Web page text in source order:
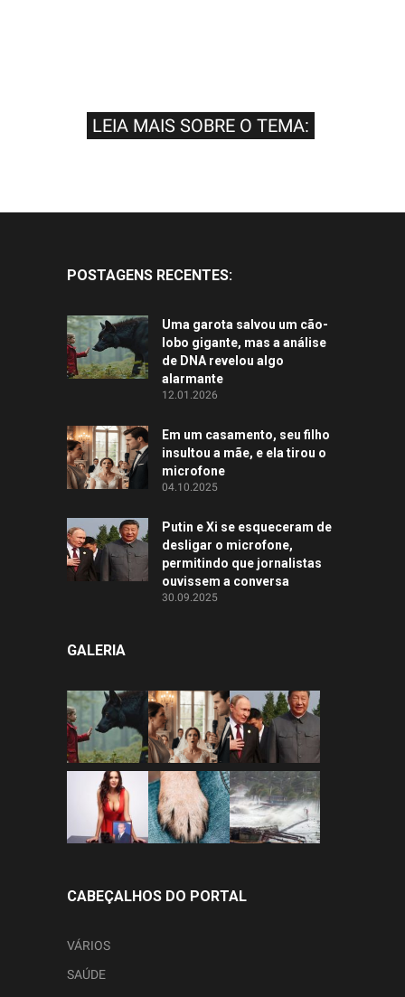
LEIA MAIS SOBRE O TEMA:
POSTAGENS RECENTES:
Uma garota salvou um cão-
lobo gigante, mas a análise
de DNA revelou algo
alarmante
12.01.2026
Em um casamento, seu filho
insultou a mãe, e ela tirou o
microfone
04.10.2025
Putin e Xi se esqueceram de
desligar o microfone,
permitindo que jornalistas
ouvissem a conversa
30.09.2025
GALERIA
CABEÇALHOS DO PORTAL
VÁRIOS
SAÚDE